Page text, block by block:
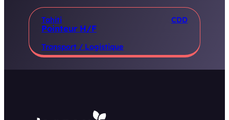
Tahiti CDD
Pointeur H/F
Transport / Logistique